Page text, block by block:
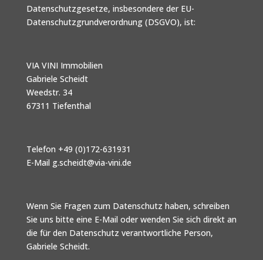
Datenschutzgesetze, insbesondere der EU-
Datenschutzgrundverordnung (DSGVO), ist:
VIA VINI Immobilien
Gabriele Scheidt
Weedstr. 34
67311 Tiefenthal
Telefon +49 (0)172-631931
E-Mail g.scheidt@via-vini.de
Wenn Sie Fragen zum Datenschutz haben, schreiben
Sie uns bitte eine E-Mail oder wenden Sie sich direkt an
die für den Datenschutz verantwortliche Person,
Gabriele Scheidt.